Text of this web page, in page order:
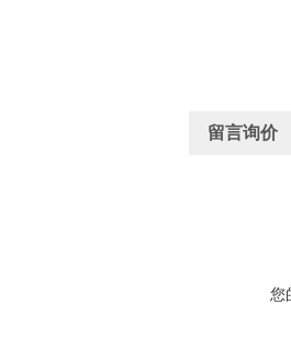
留言询价
您